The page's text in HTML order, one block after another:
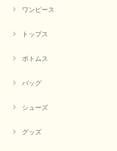
お気に召していただき
ワンピース
トップス
ボトムス
バッグ
シューズ
グッズ